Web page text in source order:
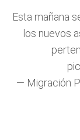
Esta mañana
los nuevos
— Migración